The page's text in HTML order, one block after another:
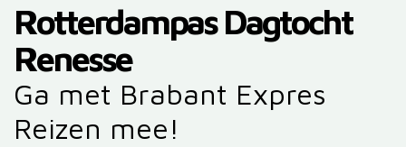
Rotterdampas Dagtocht
Renesse
Ga met Brabant Expres
Reizen mee!